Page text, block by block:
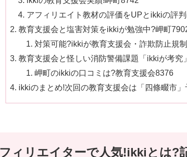
アフィリエイト教材の評価をUPとikkiの評
教育支援会と塩害対策をikkiが勉強中?岬町
対策可能?ikkiが教育支援会・詐欺防止規
教育支援会と怪しい消防警備課題「ikkiが考究
岬町のikkiの口コミは?教育支援会8376
ikkiのまとめ!次回の教育支援会は「四條畷市」
ィリエイターで人気!ikkiとは?